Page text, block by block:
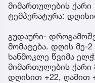
მიმართულების ქარი
ტემპერატურა:
გუდაური-
მომატება. დღის მე-
ხანმოკლე წვიმა
მიმართულების ქარი
დღისით +22, ღამით